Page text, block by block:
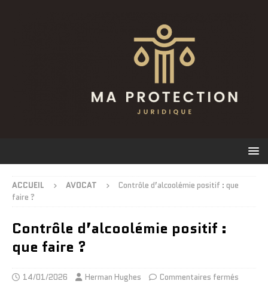
ACCUEIL AVOCAT
Contrôle d’alcoolémie positif : que
faire ?
Contrôle d’alcoolémie positif :
que faire ?
14/01/2026 Herman Hughes Commentaires fermés